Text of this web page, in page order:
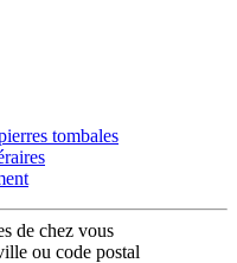
tombales
de chez vous
ou code postal